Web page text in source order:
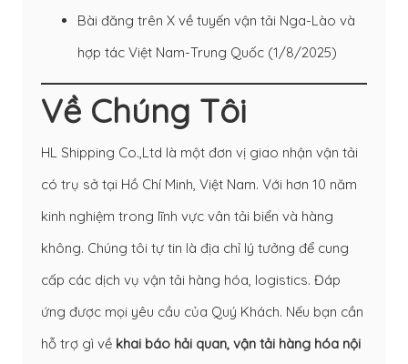
Bài đăng trên X về tuyến vận tải Nga-Lào và
hợp tác Việt Nam-Trung Quốc (1/8/2025)
Về Chúng Tôi
HL Shipping Co.,Ltd là một đơn vị giao nhận vận tải
có trụ sở tại Hồ Chí Minh, Việt Nam. Với hơn 10 năm
kinh nghiệm trong lĩnh vực vân tải biển và hàng
không. Chúng tôi tự tin là địa chỉ lý tưởng để cung
cấp các dịch vụ vận tải hàng hóa, logistics. Đáp
ứng được mọi yêu cầu của Quý Khách. Nếu bạn cần
hỗ trợ gì về khai báo hải quan, vận tải hàng hóa nội